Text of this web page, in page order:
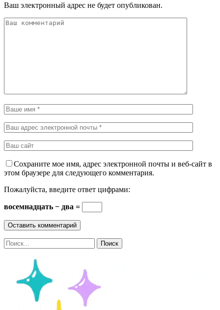
Ваш электронный адрес не будет опубликован.
Сохраните мое имя, адрес электронной почты и веб-сайт в
этом браузере для следующего комментария.
Пожалуйста, введите ответ цифрами:
восемнадцать − два =